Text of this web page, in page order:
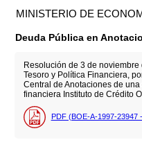
MINISTERIO DE
Deuda Pública en
Resolución de 3 de
Tesoro y Política Financiera,
Central de Anotaciones de
financiera Instituto de Crédito
PDF (BOE-A-1997-23947